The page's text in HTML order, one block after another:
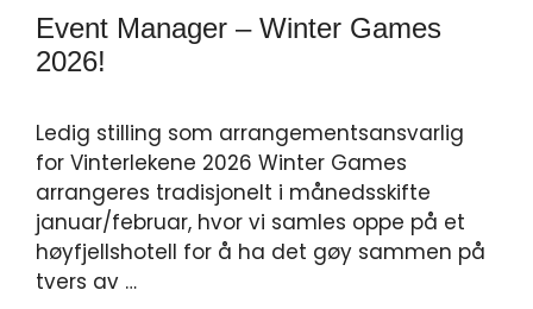
Event Manager – Winter Games
2026!
Ledig stilling som arrangementsansvarlig
for Vinterlekene 2026 Winter Games
arrangeres tradisjonelt i månedsskifte
januar/februar, hvor vi samles oppe på et
høyfjellshotell for å ha det gøy sammen på
tvers av …